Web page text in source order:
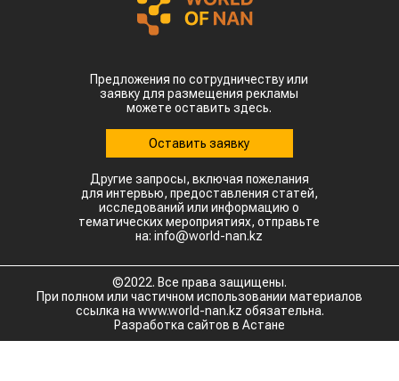
Предложения по сотрудничеству или
заявку для размещения рекламы
можете оставить здесь.
Оставить заявку
Другие запросы, включая пожелания
для интервью, предоставления статей,
исследований или информацию о
тематических мероприятиях, отправьте
на: info@world-nan.kz
©2022. Все права защищены.
При полном или частичном использовании материалов
ссылка на www.world-nan.kz обязательна.
Разработка сайтов в Астане